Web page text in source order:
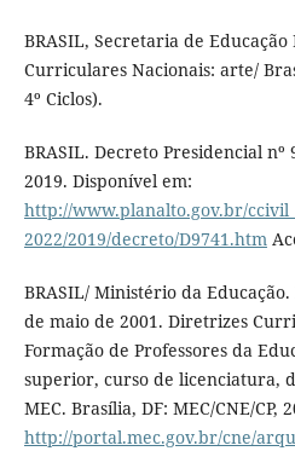
BRASIL, Secretaria de
Curriculares Nacionais: arte/
4º Ciclos).
BRASIL. Decreto Presidencial
2019. Disponível em:
http://www.planalto.gov.br/
2022/2019/decreto/D9741.htm
BRASIL/ Ministério da Educação.
de maio de 2001. Diretrizes
Formação de Professores da
superior, curso de licenciatura,
MEC. Brasília, DF: MEC/CNE/CP,
http://portal.mec.gov.br/cne/